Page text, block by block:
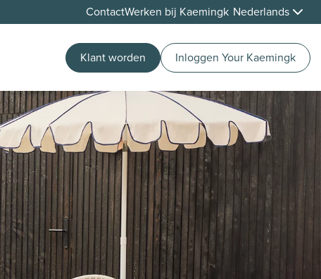
ContactWerken bij Kaemingk Nederlands
Klant worden Inloggen Your Kaemingk